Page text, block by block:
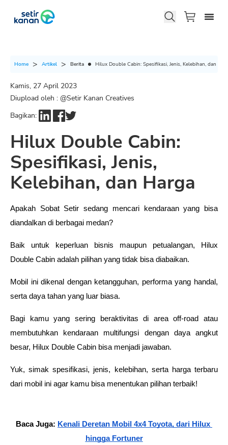
Home Artikel Berita Hilux Double Cabin: Spesifikasi, Jenis, Kelebihan, dan
Kamis, 27 April 2023
Diupload oleh : @Setir Kanan Creatives
Bagikan:
Hilux Double Cabin:
Spesifikasi, Jenis,
Kelebihan, dan Harga
Apakah Sobat Setir sedang mencari kendaraan yang bisa
diandalkan di berbagai medan?
Baik untuk keperluan bisnis maupun petualangan, Hilux
Double Cabin adalah pilihan yang tidak bisa diabaikan.
Mobil ini dikenal dengan ketangguhan, performa yang handal,
serta daya tahan yang luar biasa.
Bagi kamu yang sering beraktivitas di area off-road atau
membutuhkan kendaraan multifungsi dengan daya angkut
besar, Hilux Double Cabin bisa menjadi jawaban.
Yuk, simak spesifikasi, jenis, kelebihan, serta harga terbaru
dari mobil ini agar kamu bisa menentukan pilihan terbaik!
Baca Juga: Kenali Deretan Mobil 4x4 Toyota, dari Hilux
hingga Fortuner